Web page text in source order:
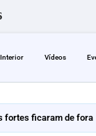
Interior Vídeos
fortes ficaram de fora